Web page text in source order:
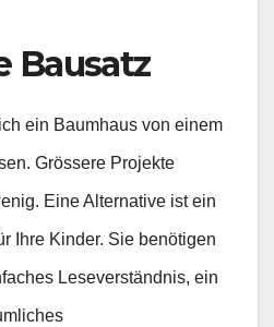
Bausatz
ein Baumhaus von einem
Grössere Projekte
Eine Alternative ist ein
Ihre Kinder. Sie benötigen
Leseverständnis, ein